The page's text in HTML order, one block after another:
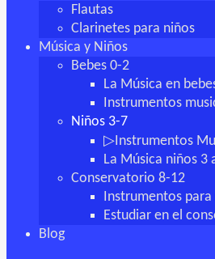
Flautas
Clarinetes para niños
Música y Niños
Bebes 0-2
La Música en
Instrumentos
Niños 3-7
▷Instrumentos
La Música niños 3
Conservatorio 8-12
Instrumentos
Estudiar en el
Blog